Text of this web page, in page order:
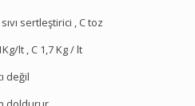
sertleştirici , C toz
lt , C 1,7 Kg / lt
değil